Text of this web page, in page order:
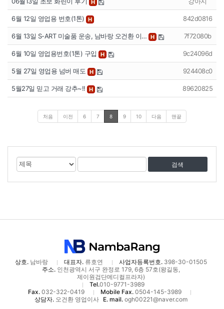
H
6월 12일 영업용 번호(1톤) H 842d0816
6월 13일 S-ART 미술품 운송, 남바랑 오건환 이… H 7f72080b
6월 10일 영업용번호(1톤) 구입 H 9c24096d
5월 27일 영업용 넘버 매도 H 924408c0
5월27일 믿고 거래 강추~!! H 89620825
처음 이전 6 7 8 9 10 다음 맨끝
게
물
검
색
대
검
어
상호.남바랑 대표자.류호연 사업자등록번호.398-30-01505
주소.인천광역시 서구 완정로 179, 6층 57호(왕길동,
제이원검단메디컬프라자)
Tel.010-9771-3989
Fax. 032-322-0419 Mobile Fax. 0504-145-3989
상담자.오건환 영업이사 E. mail.ogh00221@naver.com